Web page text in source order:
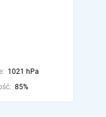
1021 hPa
85%